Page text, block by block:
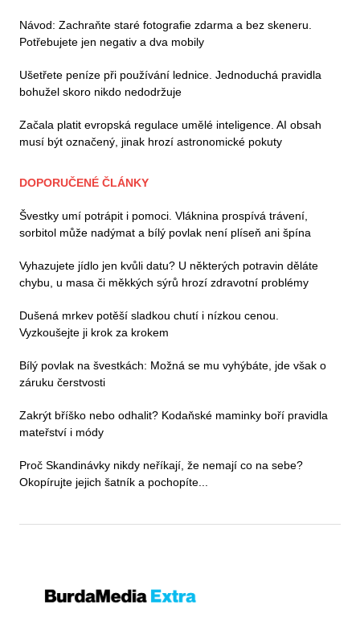
Návod: Zachraňte staré fotografie zdarma a bez skeneru.
Potřebujete jen negativ a dva mobily
Ušetřete peníze při používání lednice. Jednoduchá pravidla
bohužel skoro nikdo nedodržuje
Začala platit evropská regulace umělé inteligence. AI obsah
musí být označený, jinak hrozí astronomické pokuty
DOPORUČENÉ ČLÁNKY
Švestky umí potrápit i pomoci. Vláknina prospívá trávení,
sorbitol může nadýmat a bílý povlak není plíseň ani špína
Vyhazujete jídlo jen kvůli datu? U některých potravin děláte
chybu, u masa či měkkých sýrů hrozí zdravotní problémy
Dušená mrkev potěší sladkou chutí i nízkou cenou.
Vyzkoušejte ji krok za krokem
Bílý povlak na švestkách: Možná se mu vyhýbáte, jde však o
záruku čerstvosti
Zakrýt bříško nebo odhalit? Kodaňské maminky boří pravidla
mateřství i módy
Proč Skandinávky nikdy neříkají, že nemají co na sebe?
Okopírujte jejich šatník a pochopíte...